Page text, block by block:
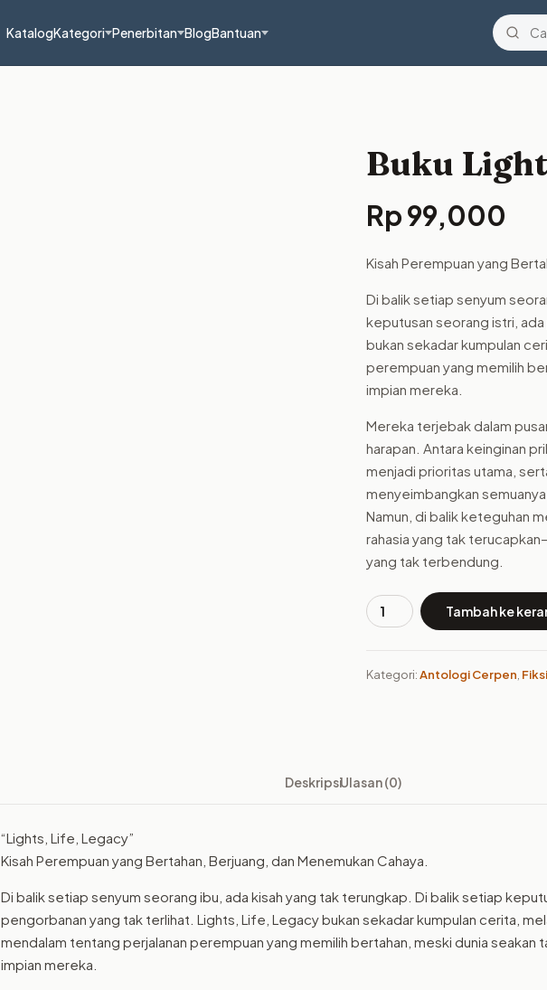
KatalogKategori Penerbitan BlogBantuan
Buku
Rp99,000
Kisah Perempuan yang
Di balik setiap senyum
keputusan seorang istri,
bukan sekadar kumpulan
perempuan yang memilih
impian mereka.
Mereka terjebak dalam
harapan. Antara keinginan
menjadi prioritas utama,
menyeimbangkan
Namun, di balik keteguhan
rahasia yang tak
yang tak terbendung.
Kuantitas
Life,
Tambah ke
Kategori:Antologi Cerpen Fiksi
DeskripsiUlasan (0)
“Lights, Life, Legacy”
Kisah Perempuan yang Bertahan, Berjuang, dan Menemukan Cahaya.
Di balik setiap senyum seorang ibu, ada kisah yang tak terungkap. Di balik setiap
pengorbanan yang tak terlihat. Lights, Life, Legacy bukan sekadar kumpulan cerita,
mendalam tentang perjalanan perempuan yang memilih bertahan, meski dunia seakan
impian mereka.